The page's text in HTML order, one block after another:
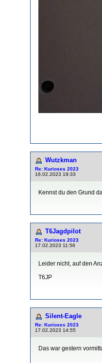
Wutzkman
Re: Kurioses 2023
16.02.2023 19:33
Kennst du den Grund
T6Jagdpilot
Re: Kurioses 2023
17.02.2023 11:56
Leider nicht, auf den
T6JP
Silent-Eagle
Re: Kurioses 2023
17.02.2023 14:55
Das war gestern